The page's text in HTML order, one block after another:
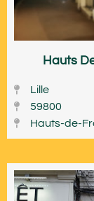
Hauts
Lille
59800
Hauts-de-